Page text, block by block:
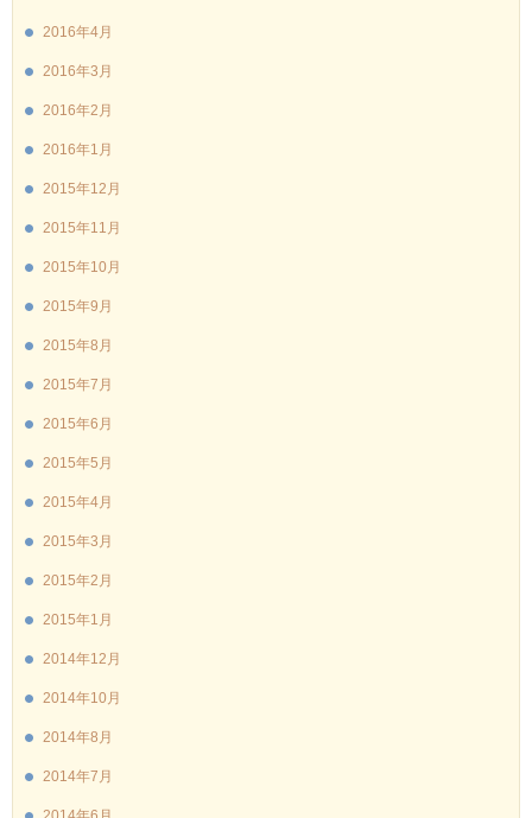
2016年4月
2016年3月
2016年2月
2016年1月
2015年12月
2015年11月
2015年10月
2015年9月
2015年8月
2015年7月
2015年6月
2015年5月
2015年4月
2015年3月
2015年2月
2015年1月
2014年12月
2014年10月
2014年8月
2014年7月